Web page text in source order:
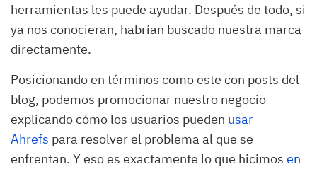
herramientas les puede ayudar. Después de todo, si
ya nos conocieran, habrían buscado nuestra marca
directamente.
Posicionando en términos como este con posts del
blog, podemos promocionar nuestro negocio
explicando cómo los usuarios pueden usar
Ahrefs para resolver el problema al que se
enfrentan. Y eso es exactamente lo que hicimos en